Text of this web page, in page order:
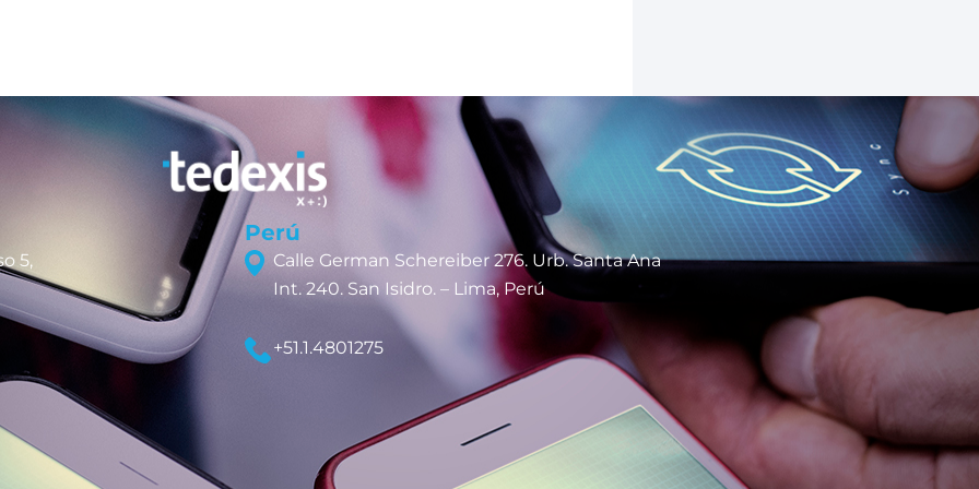
5,
Perú
Calle German Schereiber 276. Urb. Santa Ana
Int. 240. San Isidro. – Lima, Perú
+51.1.4801275